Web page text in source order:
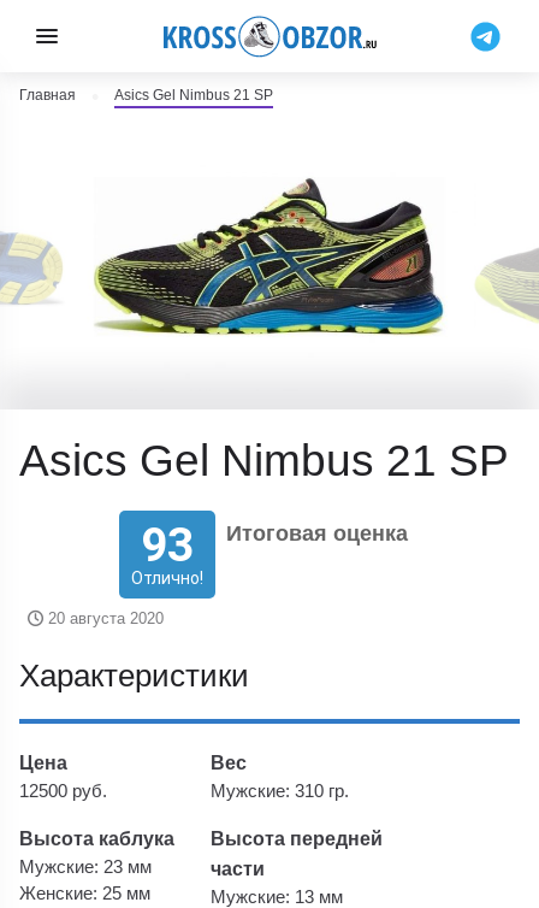
Главная Asics Gel Nimbus 21 SP
Asics Gel Nimbus 21 SP
93
Отлично!
Итоговая оценка
20 августа 2020
Характеристики
Цена
12500 руб.
Вес
Мужские: 310 гр.
Высота каблука
Мужские: 23 мм
Женские: 25 мм
Высота передней
части
Мужские: 13 мм